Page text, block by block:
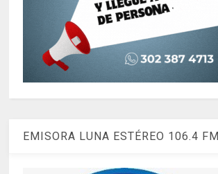
EMISORA LUNA ESTÉREO 106.4 FM